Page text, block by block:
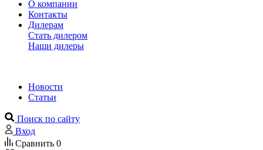
О компании
Контакты
Дилерам
Стать дилером
Наши дилеры
Новости
Статьи
Поиск по сайту
Вход
Сравнить 0